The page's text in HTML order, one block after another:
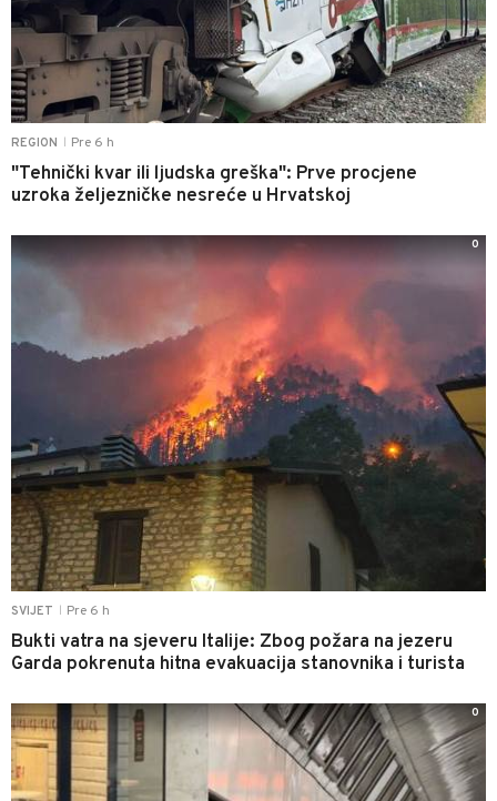
REGION Pre 6 h
"Tehnički kvar ili ljudska greška": Prve procjene
uzroka željezničke nesreće u Hrvatskoj
SVIJET Pre 6 h
Bukti vatra na sjeveru Italije: Zbog požara na jezeru
Garda pokrenuta hitna evakuacija stanovnika i turista
0
0